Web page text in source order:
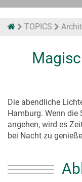
TOPICS
Die abendliche
Hamburg. Wenn die
angehen, wird es
bei Nacht zu